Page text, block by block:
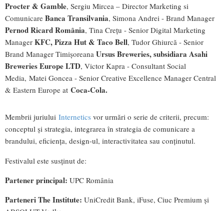
Procter & Gamble, Sergiu Mircea – Director Marketing si
Comunicare Banca Transilvania, Simona Andrei - Brand Manager
Pernod Ricard România, Tina Creţu - Senior Digital Marketing
Manager KFC, Pizza Hut & Taco Bell, Tudor Ghiurcă - Senior
Brand Manager Timişoreana Ursus Breweries, subsidiara Asahi
Breweries Europe LTD, Victor Kapra - Consultant Social
Media, Matei Goncea - Senior Creative Excellence Manager Central
& Eastern Europe at Coca-Cola.
Membrii juriului Internetics vor urmări o serie de criterii, precum:
conceptul şi strategia, integrarea în strategia de comunicare a
brandului, eficienţa, design-ul, interactivitatea sau conţinutul.
Festivalul este susținut de:
Partener principal: UPC România
Parteneri The Institute: UniCredit Bank, iFuse, Ciuc Premium și